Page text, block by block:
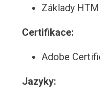
Základy
Certifikace:
Adobe
Jazyky: